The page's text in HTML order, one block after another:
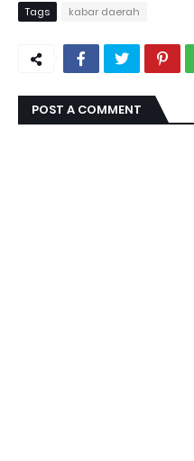
Tags kabar daerah
POST A COMMENT